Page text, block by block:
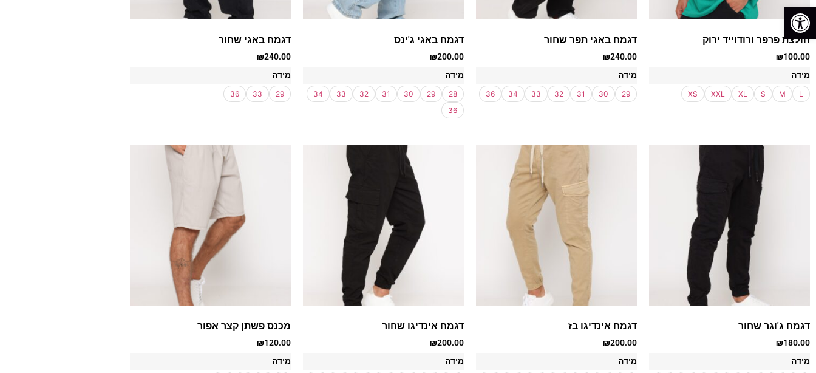
פתח סרגל נגישות
חולצת פרפר ורודוייד ירוק
₪100.00
מידה
L
M
S
XL
XXL
XS
דגמח באגי תפר שחור
₪240.00
מידה
29
30
31
32
33
34
36
דגמח באגי ג'ינס
₪200.00
מידה
28
29
30
31
32
33
34
36
דגמח באגי שחור
₪240.00
מידה
29
33
36
דגמח ג'וגר שחור
₪180.00
מידה
דגמח אינדיגו בז
₪200.00
מידה
דגמח אינדיגו שחור
₪200.00
מידה
מכנס פשתן קצר אפור
₪120.00
מידה